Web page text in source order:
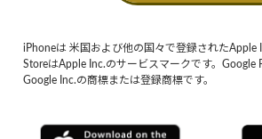
iPhoneは 米国および他の国々で登録されたApple
StoreはApple Inc.のサービスマークです。Google
Google Inc.の商標または登録商標です。